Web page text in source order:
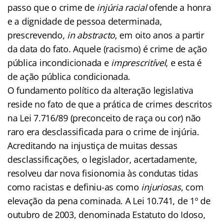
passo que o crime de injúria racialofende a honra
e a dignidade de pessoa determinada,
prescrevendo, in abstracto, em oito anos a partir
da data do fato. Aquele (racismo) é crime de ação
pública incondicionada e imprescritível, e esta é
de ação pública condicionada.
O fundamento político da alteração legislativa
reside no fato de que a prática de crimes descritos
na Lei 7.716/89 (preconceito de raça ou cor) não
raro era desclassificada para o crime de injúria.
Acreditando na injustiça de muitas dessas
desclassificações, o legislador, acertadamente,
resolveu dar nova fisionomia às condutas tidas
como racistas e definiu-as como injuriosas, com
elevação da pena cominada. A Lei 10.741, de 1º de
outubro de 2003, denominada Estatuto do Idoso,